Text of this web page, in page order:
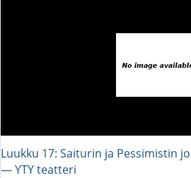
Luukku 17: Saiturin ja Pessimistin
― YTY teatteri